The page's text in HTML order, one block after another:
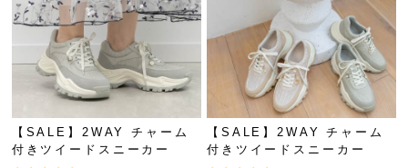
【SALE】2WAY チャーム
付きツイードスニーカー
【SALE】2WAY チャーム
付きツイードスニーカー